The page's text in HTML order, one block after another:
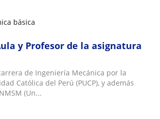
básica
y Profesor de la asignatura
de Ingeniería Mecánica por la
Católica del Perú (PUCP), y además
(Un...